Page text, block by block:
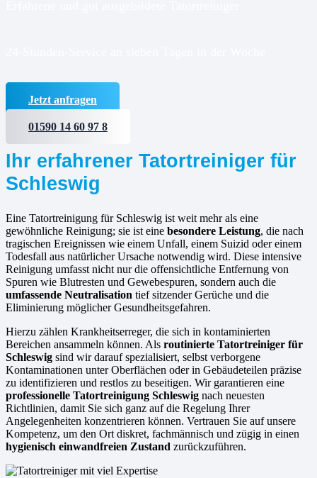
Jetzt anfragen
01590 14 60 97 8
Ihr erfahrener Tatortreiniger für
Schleswig
Eine Tatortreinigung für Schleswig ist weit mehr als eine
gewöhnliche Reinigung; sie ist eine besondere Leistung, die nach
tragischen Ereignissen wie einem Unfall, einem Suizid oder einem
Todesfall aus natürlicher Ursache notwendig wird. Diese intensive
Reinigung umfasst nicht nur die offensichtliche Entfernung von
Spuren wie Blutresten und Gewebespuren, sondern auch die
umfassende Neutralisation tief sitzender Gerüche und die
Eliminierung möglicher Gesundheitsgefahren.
Hierzu zählen Krankheitserreger, die sich in kontaminierten
Bereichen ansammeln können. Als routinierte Tatortreiniger für
Schleswig sind wir darauf spezialisiert, selbst verborgene
Kontaminationen unter Oberflächen oder in Gebäudeteilen präzise
zu identifizieren und restlos zu beseitigen. Wir garantieren eine
professionelle Tatortreinigung Schleswig nach neuesten
Richtlinien, damit Sie sich ganz auf die Regelung Ihrer
Angelegenheiten konzentrieren können. Vertrauen Sie auf unsere
Kompetenz, um den Ort diskret, fachmännisch und zügig in einen
hygienisch einwandfreien Zustand zurückzuführen.